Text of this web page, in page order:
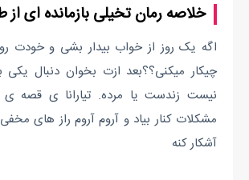
خلاصه رمان تخیلی بازمانده ای
اگه یک روز از خواب بیدار بشی و خودت
چیکار میکنی؟؟بعد ازت بخوان دنبال یکی
نیست زندست یا مرده. تیارانا ی قصه ی
مشکلات کنار بیاد و آروم آروم راز های
آشکار کنه